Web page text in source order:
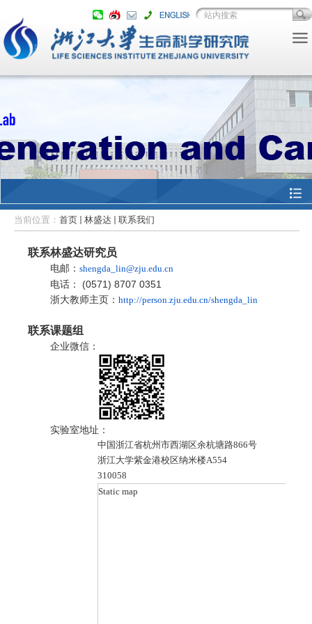
当前位置： 首页 林盛达 联系我们
联系林盛达研究员
电邮： shengda_lin@zju.edu.cn
电话： (0571) 8707 0351‬
浙大教师主页： http://person.zju.edu.cn/shengda_lin
联系课题组
企业微信：
实验室地址：
中国浙江省杭州市西湖区余杭塘路866号
浙江大学紫金港校区纳米楼A554
310058
Static map